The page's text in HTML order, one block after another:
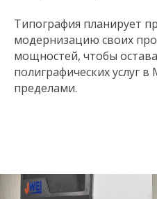
Типография планирует
модернизацию своих
мощностей, чтобы
полиграфических услуг в
пределами.